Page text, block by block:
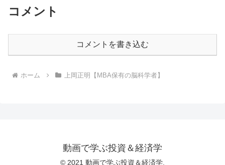
コメント
コメントを書き込む
ホーム 上岡正明【MBA保有の脳科学者】
動画で学ぶ投資＆経済学
© 2021 動画で学ぶ投資＆経済学.